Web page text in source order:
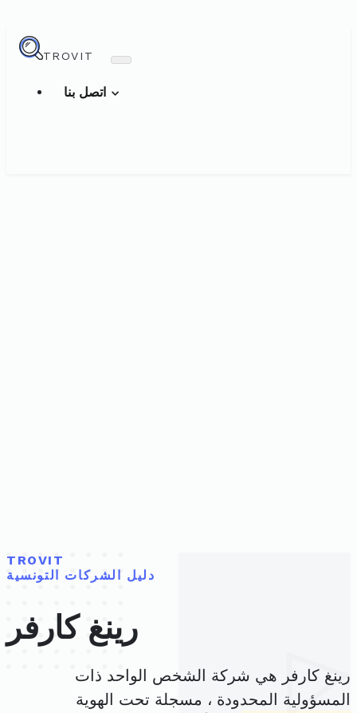
TROVIT
TROVIT
دليل الشركات التونسية
رينغ كارفر
رينغ كارفر هي شركة الشخص الواحد ذات
المسؤولية المحدودة ، مسجلة تحت الهوية